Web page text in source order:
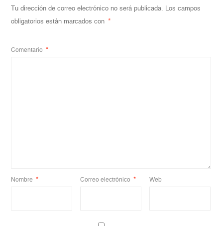
Tu dirección de correo electrónico no será publicada. Los campos
obligatorios están marcados con *
Comentario *
Nombre * Correo electrónico * Web